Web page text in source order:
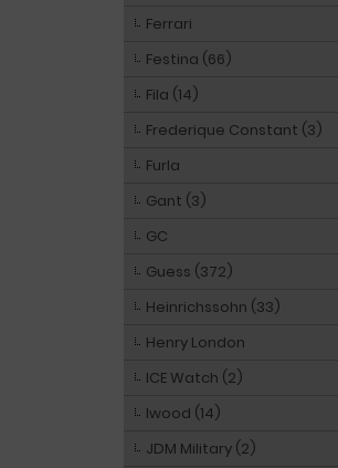
Ferrari
Festina (66)
Fila (14)
Frederique Constant (3)
Furla
Gant (3)
GC
Guess (372)
Heinrichssohn (33)
Henry London
ICE Watch (2)
Iwood (14)
JDM Military (2)